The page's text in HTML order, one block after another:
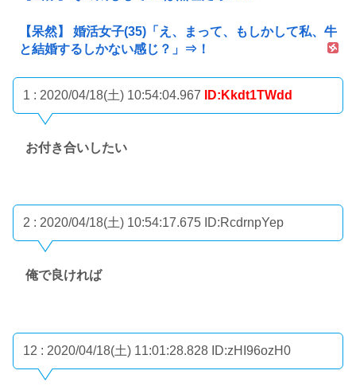
【呆然】 婚活女子(35)「え、まって、もしかして私、牛
と結婚するしかない感じ？」⇒！
1 : 2020/04/18(土) 10:54:04.967 ID:Kkdt1TWdd
お付き合いしたい
2 : 2020/04/18(土) 10:54:17.675 ID:RcdrnpYep
俺で良ければ
12 : 2020/04/18(土) 11:01:28.828 ID:zHI96ozH0